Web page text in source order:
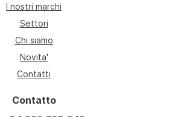
I nostri marchi
Settori
Chi siamo
Novita'
Contatti
Contatto